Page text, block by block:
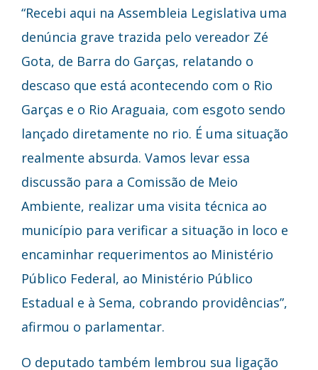
“Recebi aqui na Assembleia Legislativa uma
denúncia grave trazida pelo vereador Zé
Gota, de Barra do Garças, relatando o
descaso que está acontecendo com o Rio
Garças e o Rio Araguaia, com esgoto sendo
lançado diretamente no rio. É uma situação
realmente absurda. Vamos levar essa
discussão para a Comissão de Meio
Ambiente, realizar uma visita técnica ao
município para verificar a situação in loco e
encaminhar requerimentos ao Ministério
Público Federal, ao Ministério Público
Estadual e à Sema, cobrando providências”,
afirmou o parlamentar.
O deputado também lembrou sua ligação